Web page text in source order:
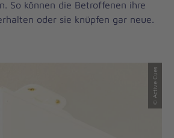
So können die Betroffenen ihre
oder sie knüpfen gar neue.
© Active Cues